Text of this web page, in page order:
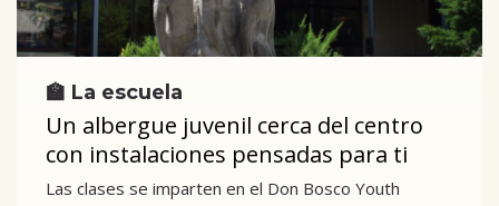
🏫 La escuela
Un albergue juvenil cerca del centro
con instalaciones pensadas para ti
Las clases se imparten en el Don Bosco Youth